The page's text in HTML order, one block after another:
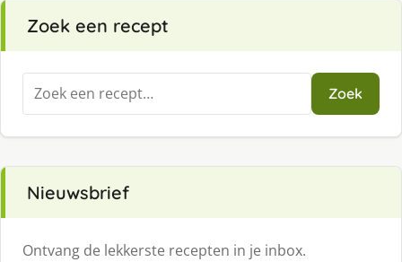
Zoek een recept
Zoeken
naar:
Zoek
Nieuwsbrief
Ontvang de lekkerste recepten in je inbox.